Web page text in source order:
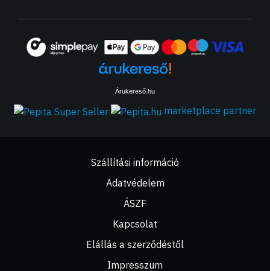
Árukereső.hu
marketplace partner
Szállítási információ
Adatvédelem
ÁSZF
Kapcsolat
Elállás a szerződéstől
Impresszum